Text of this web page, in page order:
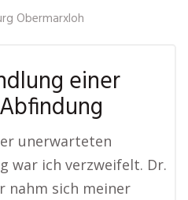
Obermarxloh
einer
unerwarteten
war ich verzweifelt. Dr.
nahm sich meiner